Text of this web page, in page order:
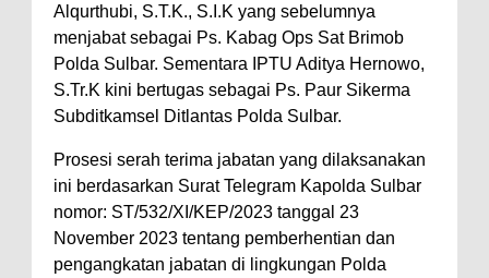
Alqurthubi, S.T.K., S.I.K yang sebelumnya
menjabat sebagai Ps. Kabag Ops Sat Brimob
Polda Sulbar. Sementara IPTU Aditya Hernowo,
S.Tr.K kini bertugas sebagai Ps. Paur Sikerma
Subditkamsel Ditlantas Polda Sulbar.
Prosesi serah terima jabatan yang dilaksanakan
ini berdasarkan Surat Telegram Kapolda Sulbar
nomor: ST/532/XI/KEP/2023 tanggal 23
November 2023 tentang pemberhentian dan
pengangkatan jabatan di lingkungan Polda